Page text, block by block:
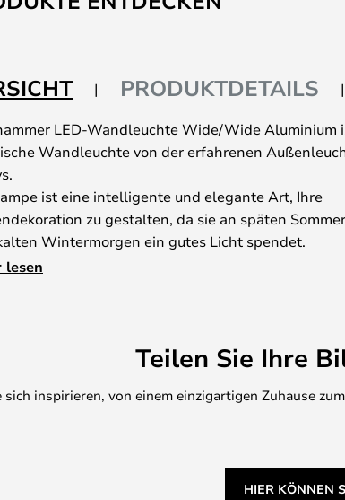
PRODUKTDETAILS
LED-Wandleuchte Wide/Wide Aluminium
Wandleuchte von der erfahrenen
ist eine intelligente und elegante Art, Ihre
zu gestalten, da sie an späten
Wintermorgen ein gutes Licht spendet.
der Stadt benannte Leuchte erinnert an
und Wände eignet. Platzieren Sie sie neben
lesen
Teilen Sie Ihre
sich inspirieren, von einem einzigartigen Zuhause
HIER KÖNNEN